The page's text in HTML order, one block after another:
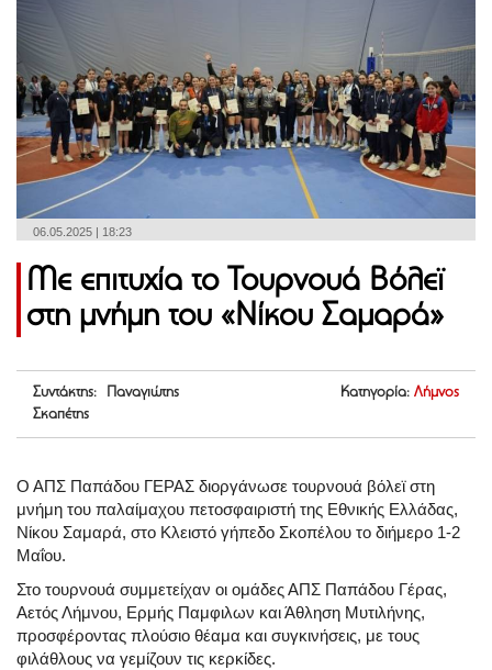
06.05.2025 | 18:23
Με επιτυχία το Τουρνουά Βόλεϊ
στη μνήμη του «Νίκου Σαμαρά»
Συντάκτης: Παναγιώτης
Σκαπέτης
Κατηγορία: Λήμνος
Ο ΑΠΣ Παπάδου ΓΕΡΑΣ διοργάνωσε τουρνουά βόλεϊ στη
μνήμη του παλαίμαχου πετοσφαιριστή της Εθνικής Ελλάδας,
Νίκου Σαμαρά, στο Κλειστό γήπεδο Σκοπέλου το διήμερο 1-2
Μαΐου.
Στο τουρνουά συμμετείχαν οι ομάδες ΑΠΣ Παπάδου Γέρας,
Αετός Λήμνου, Ερμής Παμφιλων και Άθληση Μυτιλήνης,
προσφέροντας πλούσιο θέαμα και συγκινήσεις, με τους
φιλάθλους να γεμίζουν τις κερκίδες.